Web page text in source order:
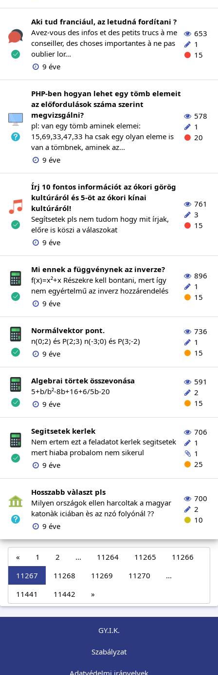
Aki tud franciául, az letudná fordítani ?
Avez-vous des infos et des petits trucs à me
conseiller, des choses importantes à ne pas
oublier lor...
9 éve
653
1
15
PHP-ben hogyan lehet egy tömb elemeit
az előfordulások száma szerint
megvizsgálni?
pl: van egy tömb aminek elemei:
15,69,33,47,33 ha csak egy olyan eleme is
van a tömbnek, aminek az...
9 éve
578
1
20
Írj 10 fontos információt az ókori görög
kultúráról és 5-öt az ókori kínai
kultúráról!
Segítsetek pls nem tudom hogy mit írjak,
előre is köszi a válaszokat
9 éve
761
3
15
Mi ennek a függvénynek az inverze?
f(x)=x²+x Részekre kell bontani, mert így
nem egyértelmű az inverz hozzárendelés
9 éve
896
1
15
Normálvektor pont.
n(0;2) és P(2;3) n(-3;0) és P(3;-2)
9 éve
736
1
15
Algebrai törtek összevonása
5+b/b²-8b+16+6/5b-20
9 éve
591
2
15
Segitsetek kerlek
Nem ertem ezt a feladatot kerlek segitsetek
mert hiaba probalom nem sikerul
9 éve
706
1
1
25
Hosszabb vàlaszt pls
Milyen országok ellen harcoltak a magyar
katonàk iciában ès az nzó folyónál ??
9 éve
700
2
10
« 1 2 ... 11264 11265
11266
11267
11268 11269 11270
...
11441
11442 »
GY.I.K.
Szabályzat